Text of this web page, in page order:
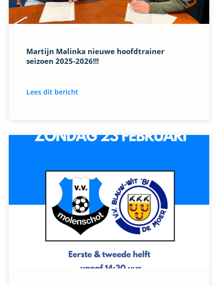
Martijn Malinka nieuwe hoofdtrainer
seizoen 2025-2026!!!
Lees dit bericht